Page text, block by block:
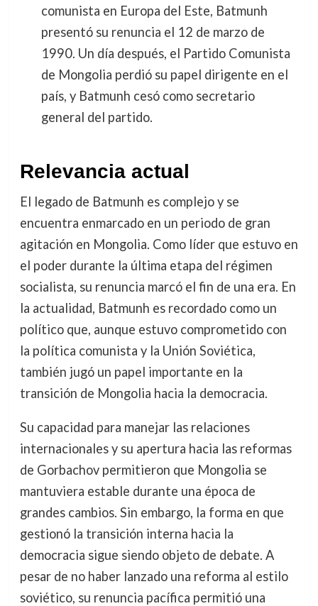
comunista en Europa del Este, Batmunh
presentó su renuncia el 12 de marzo de
1990. Un día después, el Partido Comunista
de Mongolia perdió su papel dirigente en el
país, y Batmunh cesó como secretario
general del partido.
Relevancia actual
El legado de Batmunh es complejo y se
encuentra enmarcado en un periodo de gran
agitación en Mongolia. Como líder que estuvo en
el poder durante la última etapa del régimen
socialista, su renuncia marcó el fin de una era. En
la actualidad, Batmunh es recordado como un
político que, aunque estuvo comprometido con
la política comunista y la Unión Soviética,
también jugó un papel importante en la
transición de Mongolia hacia la democracia.
Su capacidad para manejar las relaciones
internacionales y su apertura hacia las reformas
de Gorbachov permitieron que Mongolia se
mantuviera estable durante una época de
grandes cambios. Sin embargo, la forma en que
gestionó la transición interna hacia la
democracia sigue siendo objeto de debate. A
pesar de no haber lanzado una reforma al estilo
soviético, su renuncia pacífica permitió una